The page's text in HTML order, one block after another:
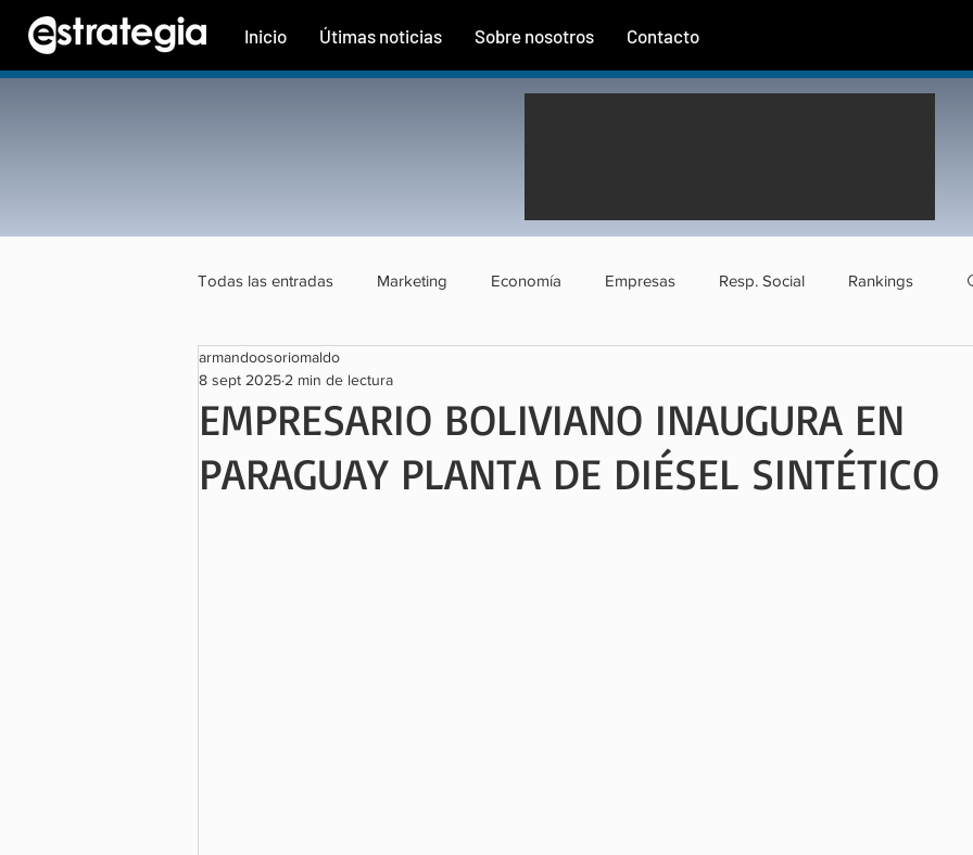
Inicio Útimas noticias Sobre nosotros Contacto
Todas las entradas Marketing Economía Empresas Resp. Social Rankings
Tecnología
EMPRESARIO BOLIVIANO INAUGURA EN
PARAGUAY PLANTA DE DIÉSEL SINTÉTICO
armandoosoriomaldo
8 sept 2025 2 min de lectura